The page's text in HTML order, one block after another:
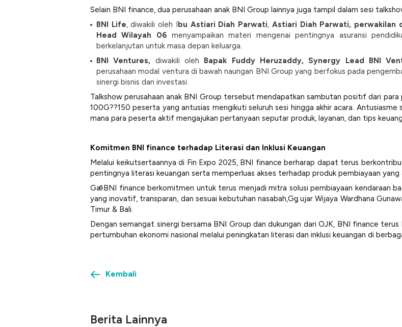
Selain BNI finance, dua perusahaan anak BNI Group lainnya juga tampil dalam sesi
BNI Life, diwakili oleh Ibu Astiari Diah Parwati, Astiari Diah Parwati, perwakilan
Head Wilayah 06menyampaikan materi mengenai pentingnya asuransi
berkelanjutan untuk masa depan keluarga.
BNI Ventures, diwakili oleh Bapak Fuddy Heruzaddy, Synergy Lead BNI
perusahaan modal ventura di bawah naungan BNI Group yang berfokus pada
sinergi bisnis dan investasi.
Talkshow perusahaan anak BNI Group tersebut mendapatkan sambutan positif dari
100G??150 peserta yang antusias mengikuti seluruh sesi hingga akhir acara.
mana para peserta aktif mengajukan pertanyaan seputar produk, layanan, dan tips
Komitmen BNI finance terhadap Literasi dan Inklusi Keuangan
Melalui keikutsertaannya di Fin Expo 2025, BNI finance berharap dapat terus
pentingnya literasi keuangan serta memperluas akses terhadap produk pembiayaan yang
GǣBNI finance berkomitmen untuk terus menjadi mitra solusi pembiayaan kendaraan
yang inovatif, transparan, dan sesuai kebutuhan nasabah,Gǥ ujar Wijaya Wardhana
Timur & Bali.
Dengan semangat sinergi bersama BNI Group dan dukungan dari OJK, BNI finance
pertumbuhan ekonomi nasional melalui peningkatan literasi dan inklusi keuangan di
Kembali
Berita Lainnya